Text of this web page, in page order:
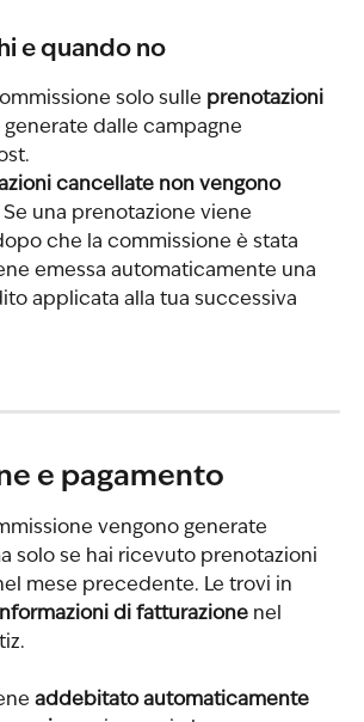
e quando no
solo sulle prenotazioni
generate dalle campagne
cancellate non vengono
Se una prenotazione viene
che la commissione è stata
emessa automaticamente una
applicata alla tua successiva
e pagamento
vengono generate
solo se hai ricevuto prenotazioni
mese precedente. Le trovi in
di fatturazione nel
addebitato automaticamente